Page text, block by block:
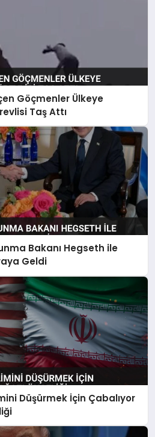
Göçmenler Ülkeye
Taş Attı
Bakanı Hegseth ile
Geldi
Düşürmek İçin Çabalıyor